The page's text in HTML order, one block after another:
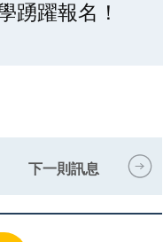
踴躍報名！
下一則訊息